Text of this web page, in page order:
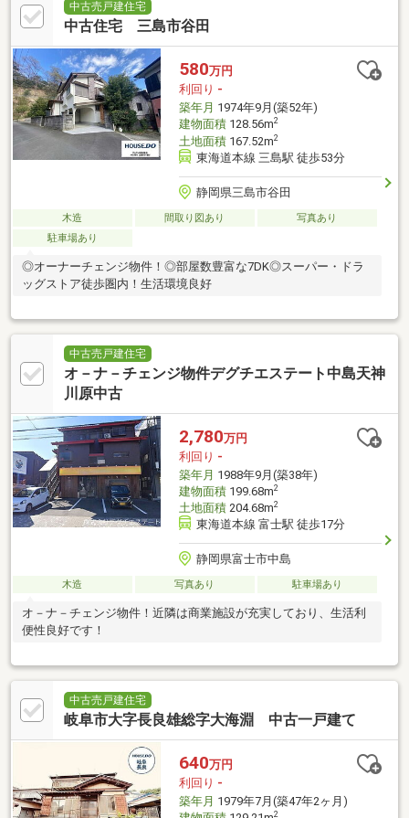
中古売戸建住宅
中古住宅 三島市谷田
580万円
利回り -
築年月 1974年9月(築52年)
建物面積128.56m2
土地面積167.52m2
東海道本線 三島駅 徒歩53分
静岡県三島市谷田
木造 間取り図あり
写真あり
駐車場あり
◎オーナーチェンジ物件！◎部屋数豊富な7DK◎スーパー・ドラ
ッグストア徒歩圏内！生活環境良好
中古売戸建住宅
オ－ナ－チェンジ物件デグチエステート中島天神
川原中古
2,780万円
利回り -
築年月 1988年9月(築38年)
建物面積199.68m2
土地面積204.68m2
東海道本線 富士駅 徒歩17分
静岡県富士市中島
木造 写真あり 駐車場あり
オ－ナ－チェンジ物件！近隣は商業施設が充実しており、生活利
便性良好です！
中古売戸建住宅
岐阜市大字長良雄総字大海淵 中古一戸建て
640万円
利回り -
築年月 1979年7月(築47年2ヶ月)
2